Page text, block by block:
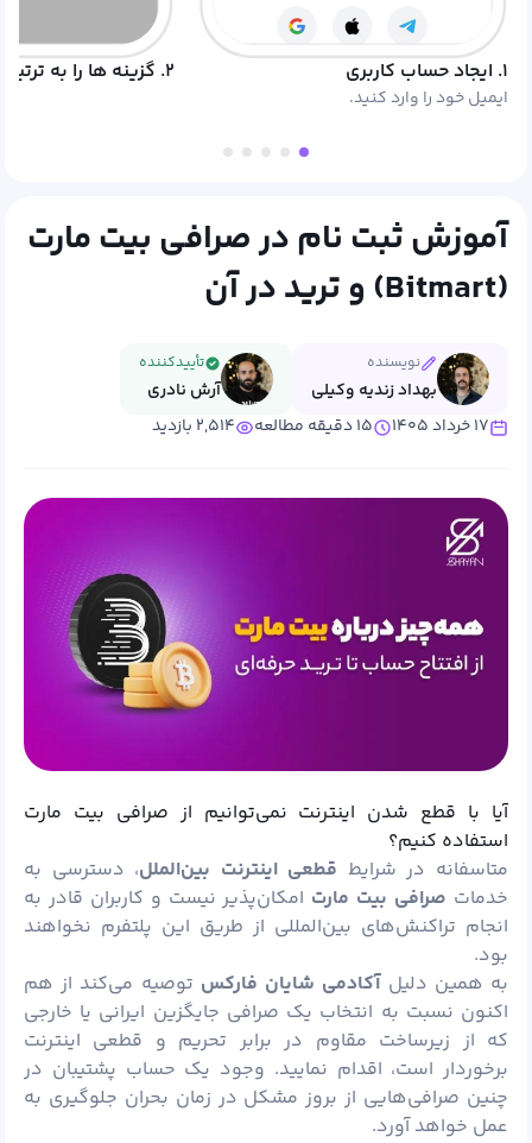
۱. ایجاد حساب کاربری
ایمیل خود را وارد کنید.
۲. گزینه ها را به ترتیب انتخاب کنید.
آموزش ثبت نام در صرافی بیت مارت
(Bitmart) و ترید در آن
نویسنده
بهداد زندیه وکیلی
تأییدکننده
آرش نادری
۱۷ خرداد ۱۴۰۵
۱۵ دقیقه مطالعه ۲,۵۱۴ بازدید
آیا با قطع شدن اینترنت نمی‌توانیم از صرافی بیت مارت
استفاده کنیم؟
متاسفانه در شرایط قطعی اینترنت بین‌الملل، دسترسی به
خدمات صرافی بیت مارت امکان‌پذیر نیست و کاربران قادر به
انجام تراکنش‌های بین‌المللی از طریق این پلتفرم نخواهند
بود.
به همین دلیلآکادمی شایان فارکس توصیه می‌کند از هم‌
اکنون نسبت به انتخاب یک صرافی جایگزین ایرانی یا خارجی
که از زیرساخت مقاوم در برابر تحریم و قطعی اینترنت
برخوردار است، اقدام نمایید. وجود یک حساب پشتیبان در
چنین صرافی‌هایی از بروز مشکل در زمان بحران جلوگیری به
عمل خواهد آورد.